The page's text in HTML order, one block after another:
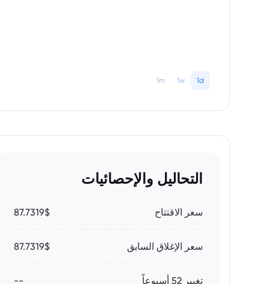
1d
1w
1m
التحاليل والإحصائيات
سعر الاقتتاح 87.7319$
سعر الإغلاق السابق 87.7319$
تغيير 52 أسبوعاً --